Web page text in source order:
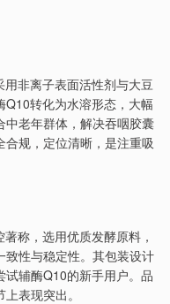
非离子表面活性剂与大豆
Q10转化为水溶形态，大幅
老年群体，解决吞咽胶囊
规，定位清晰，是注重吸
称，选用优质发酵原料，
性与稳定性。其包装设计
辅酶Q10的新手用户。品
表现突出。